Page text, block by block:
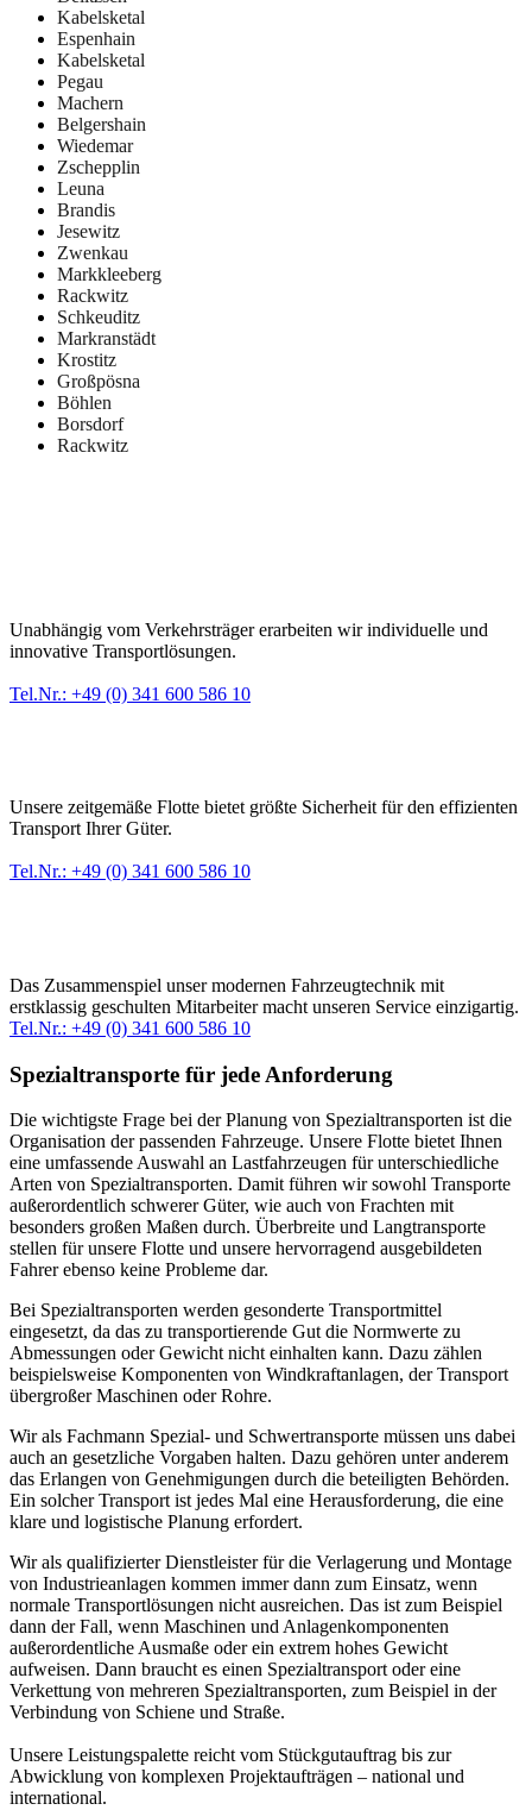
Kabelsketal
Espenhain
Kabelsketal
Pegau
Machern
Belgershain
Wiedemar
Zschepplin
Leuna
Brandis
Jesewitz
Zwenkau
Markkleeberg
Rackwitz
Schkeuditz
Markranstädt
Krostitz
Großpösna
Böhlen
Borsdorf
Rackwitz
Unabhängig vom Verkehrsträger erarbeiten wir individuelle und
innovative Transportlösungen.
Tel.Nr.: +49 (0) 341 600 586 10
Unsere zeitgemäße Flotte bietet größte Sicherheit für den effizienten
Transport Ihrer Güter.
Tel.Nr.: +49 (0) 341 600 586 10
Das Zusammenspiel unser modernen Fahrzeugtechnik mit
erstklassig geschulten Mitarbeiter macht unseren Service einzigartig.
Tel.Nr.: +49 (0) 341 600 586 10
Spezialtransporte für jede Anforderung
Die wichtigste Frage bei der Planung von Spezialtransporten ist die
Organisation der passenden Fahrzeuge. Unsere Flotte bietet Ihnen
eine umfassende Auswahl an Lastfahrzeugen für unterschiedliche
Arten von Spezialtransporten. Damit führen wir sowohl Transporte
außerordentlich schwerer Güter, wie auch von Frachten mit
besonders großen Maßen durch. Überbreite und Langtransporte
stellen für unsere Flotte und unsere hervorragend ausgebildeten
Fahrer ebenso keine Probleme dar.
Bei Spezialtransporten werden gesonderte Transportmittel
eingesetzt, da das zu transportierende Gut die Normwerte zu
Abmessungen oder Gewicht nicht einhalten kann. Dazu zählen
beispielsweise Komponenten von Windkraftanlagen, der Transport
übergroßer Maschinen oder Rohre.
Wir als Fachmann Spezial- und Schwertransporte müssen uns dabei
auch an gesetzliche Vorgaben halten. Dazu gehören unter anderem
das Erlangen von Genehmigungen durch die beteiligten Behörden.
Ein solcher Transport ist jedes Mal eine Herausforderung, die eine
klare und logistische Planung erfordert.
Wir als qualifizierter Dienstleister für die Verlagerung und Montage
von Industrieanlagen kommen immer dann zum Einsatz, wenn
normale Transportlösungen nicht ausreichen. Das ist zum Beispiel
dann der Fall, wenn Maschinen und Anlagenkomponenten
außerordentliche Ausmaße oder ein extrem hohes Gewicht
aufweisen. Dann braucht es einen Spezialtransport oder eine
Verkettung von mehreren Spezialtransporten, zum Beispiel in der
Verbindung von Schiene und Straße.
Unsere Leistungspalette reicht vom Stückgutauftrag bis zur
Abwicklung von komplexen Projektaufträgen – national und
international.